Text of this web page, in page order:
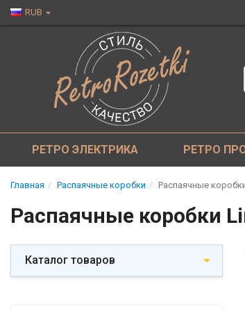
RUB
РЕТРО ЭЛЕКТРИКА РЕТРО
Главная Распаячные коробки Распаячные
Распаячные коробки
Каталог товаров